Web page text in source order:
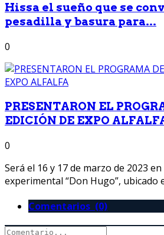
Hissa el sueño que se
pesadilla y basura para...
0
PRESENTARON EL
EDICIÓN DE EXPO
0
Será el 16 y 17 de marzo de 2023
experimental “Don Hugo”, ubicado
Comentarios (0)